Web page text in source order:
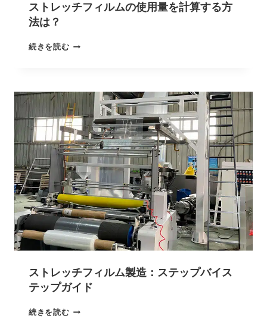
ストレッチフィルムの使用量を計算する方
法は？
続きを読む
ストレッチフィルム製造：ステップバイス
テップガイド
続きを読む